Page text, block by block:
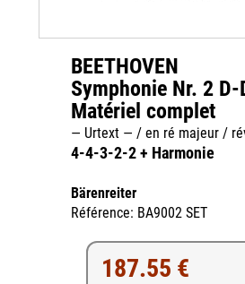
BEETHOVEN
Symphonie Nr. 2
Matériel complet
— Urtext — / en ré majeur /
4-4-3-2-2 + Harmonie
Bärenreiter
Référence: BA9002 SET
187.55 €